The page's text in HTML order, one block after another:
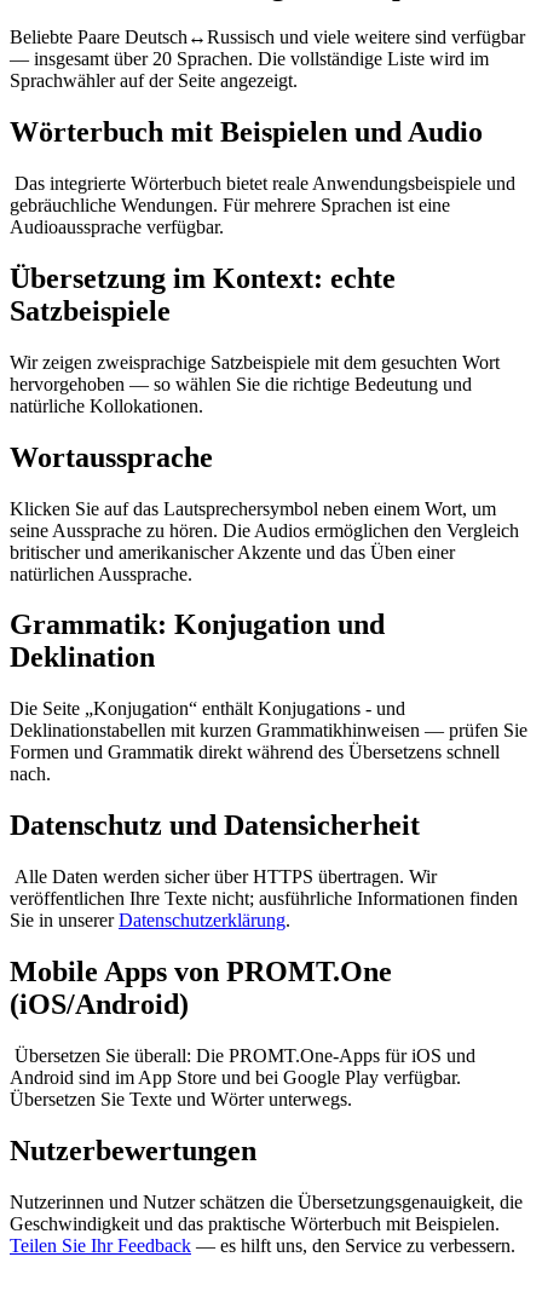
Beliebte Paare Deutsch↔Russisch und viele weitere sind verfügbar
— insgesamt über 20 Sprachen. Die vollständige Liste wird im
Sprachwähler auf der Seite angezeigt.
Wörterbuch mit Beispielen und Audio
Das integrierte Wörterbuch bietet reale Anwendungsbeispiele und
gebräuchliche Wendungen. Für mehrere Sprachen ist eine
Audioaussprache verfügbar.
Übersetzung im Kontext: echte
Satzbeispiele
Wir zeigen zweisprachige Satzbeispiele mit dem gesuchten Wort
hervorgehoben — so wählen Sie die richtige Bedeutung und
natürliche Kollokationen.
Wortaussprache
Klicken Sie auf das Lautsprechersymbol neben einem Wort, um
seine Aussprache zu hören. Die Audios ermöglichen den Vergleich
britischer und amerikanischer Akzente und das Üben einer
natürlichen Aussprache.
Grammatik: Konjugation und
Deklination
Die Seite „Konjugation“ enthält Konjugations - und
Deklinationstabellen mit kurzen Grammatikhinweisen — prüfen Sie
Formen und Grammatik direkt während des Übersetzens schnell
nach.
Datenschutz und Datensicherheit
Alle Daten werden sicher über HTTPS übertragen. Wir
veröffentlichen Ihre Texte nicht; ausführliche Informationen finden
Sie in unsererDatenschutzerklärung.
Mobile Apps von PROMT.One
(iOS/Android)
Übersetzen Sie überall: Die PROMT.One-Apps für iOS und
Android sind im App Store und bei Google Play verfügbar.
Übersetzen Sie Texte und Wörter unterwegs.
Nutzerbewertungen
Nutzerinnen und Nutzer schätzen die Übersetzungsgenauigkeit, die
Geschwindigkeit und das praktische Wörterbuch mit Beispielen.
Teilen Sie Ihr Feedback — es hilft uns, den Service zu verbessern.